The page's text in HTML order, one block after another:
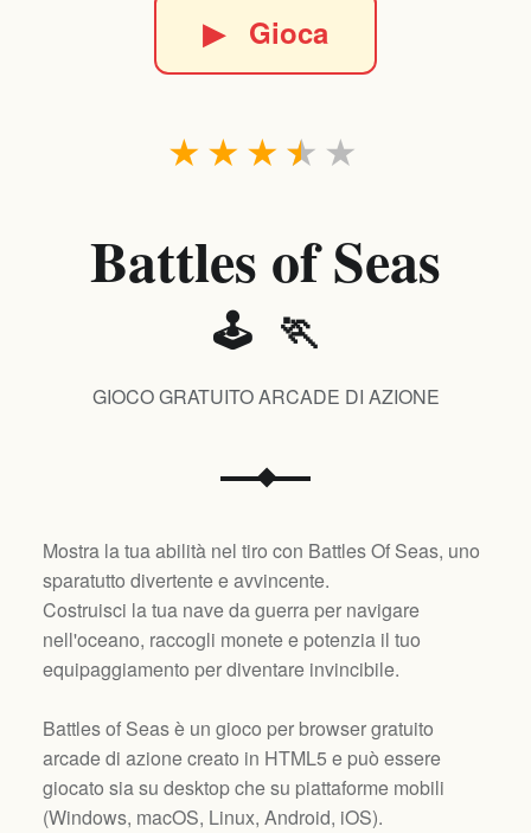
▶Gioca
★
★
★
★
★
Battles of Seas
🕹️ 🏃
GIOCO GRATUITO ARCADE DI AZIONE
Mostra la tua abilità nel tiro con Battles Of Seas, uno
sparatutto divertente e avvincente.
Costruisci la tua nave da guerra per navigare
nell'oceano, raccogli monete e potenzia il tuo
equipaggiamento per diventare invincibile.
Battles of Seas è un gioco per browser gratuito
arcade di azione creato in HTML5 e può essere
giocato sia su desktop che su piattaforme mobili
(Windows, macOS, Linux, Android, iOS).